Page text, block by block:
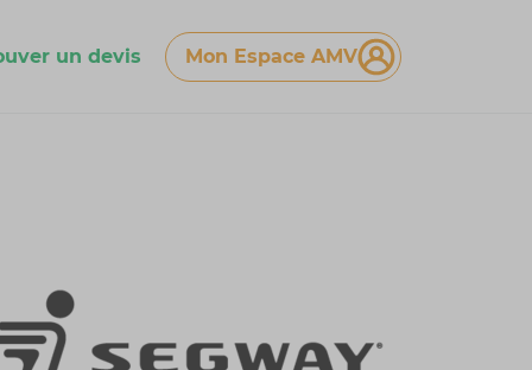
un devis Mon Espace AMV